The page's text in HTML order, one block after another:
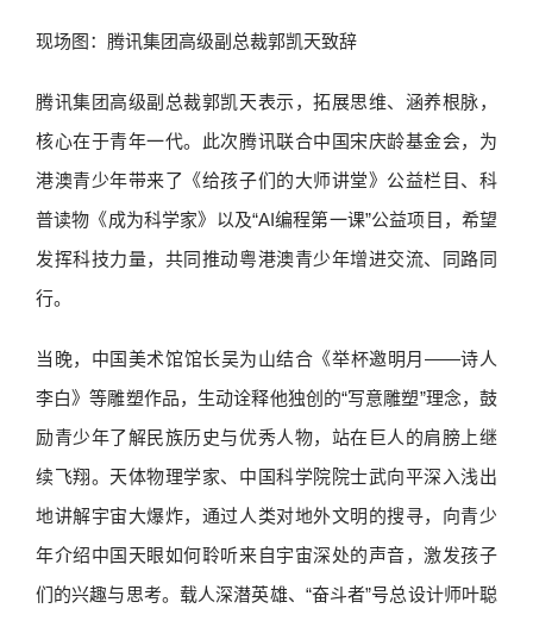
现场图：腾讯集团高级副总裁郭凯天致辞
腾讯集团高级副总裁郭凯天表示，拓展思维、涵养根脉，
核心在于青年一代。此次腾讯联合中国宋庆龄基金会，为
港澳青少年带来了《给孩子们的大师讲堂》公益栏目、科
普读物《成为科学家》以及“AI编程第一课”公益项目，希望
发挥科技力量，共同推动粤港澳青少年增进交流、同路同
行。
当晚，中国美术馆馆长吴为山结合《举杯邀明月——诗人
李白》等雕塑作品，生动诠释他独创的“写意雕塑”理念，鼓
励青少年了解民族历史与优秀人物，站在巨人的肩膀上继
续飞翔。天体物理学家、中国科学院院士武向平深入浅出
地讲解宇宙大爆炸，通过人类对地外文明的搜寻，向青少
年介绍中国天眼如何聆听来自宇宙深处的声音，激发孩子
们的兴趣与思考。载人深潜英雄、“奋斗者”号总设计师叶聪